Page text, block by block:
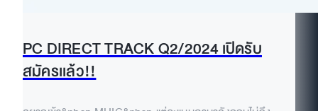
PC DIRECT TRACK Q2/2024 เปิดรับ
สมัครเเล้ว!!